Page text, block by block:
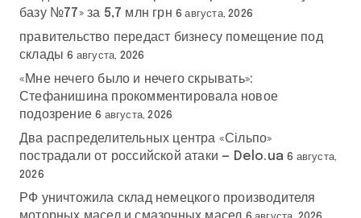
базу №77» за 5,7 млн грн 6 августа, 2026
правительство передаст бизнесу помещение под
склады 6 августа, 2026
«Мне нечего было и нечего скрывать»:
Стефанишина прокомментировала новое
подозрение 6 августа, 2026
Два распределительных центра «Сільпо»
пострадали от российской атаки — Delo.ua 6 августа,
2026
РФ уничтожила склад немецкого производителя